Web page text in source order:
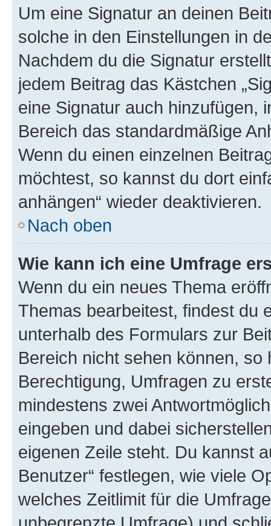
Um eine Signatur an deinen
solche in den Einstellungen in
Nachdem du die Signatur
jedem Beitrag das Kästchen
eine Signatur auch hinzufügen,
Bereich das standardmäßige
Wenn du einen einzelnen
möchtest, so kannst du dort
anhängen“ wieder deaktivieren.
Nach oben
Wie kann ich eine Umfrage
Wenn du ein neues Thema
Themas bearbeitest, findest du
unterhalb des Formulars zur
Bereich nicht sehen können,
Berechtigung, Umfragen zu
mindestens zwei
eingeben und dabei
eigenen Zeile steht. Du kannst
Benutzer“ festlegen, wie viele
welches Zeitlimit für die